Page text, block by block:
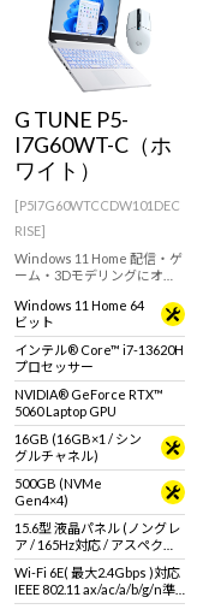
ディスプレイ
Windows 11
G TUNE P5-
I7G60WT-C（ホ
ワイト）
[P5I7G60WTCCDW101DEC
RISE]
Windows 11 Home 配信・ゲ
ーム・3Dモデリングにオス
WQHD液晶ゲーミングノー
トPC！RTX 5060 Laptop
GPU 搭載。Logicool
G304rWH 付属！
Windows 11 Home 64
ビット
インテル® Core™ i7-13620H
プロセッサー
NVIDIA® GeForce RTX™
5060 Laptop GPU
16GB (16GB×1 / シン
グルチャネル)
500GB (NVMe
Gen4×4)
15.6型 液晶パネル (ノングレ
ア / 165Hz対応 / アスペクト
比16:9)
Wi-Fi 6E( 最大2.4Gbps )対応
IEEE 802.11 ax/ac/a/b/g/n準
拠 ＋ Bluetooth 5内蔵